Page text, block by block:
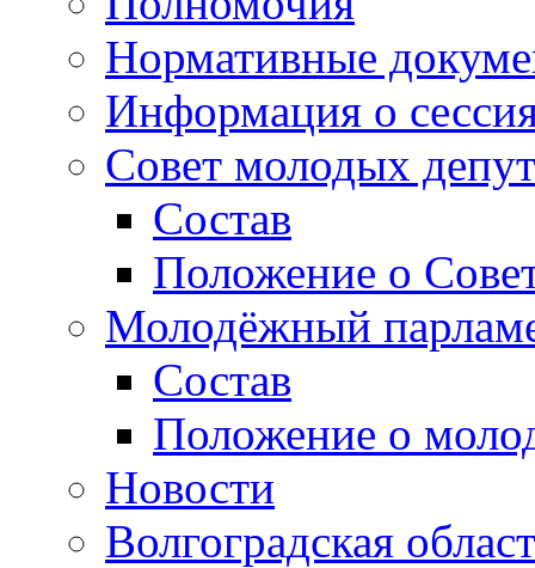
Нормативные
Информация о
Совет молодых
Состав
Положение о
Молодёжный
Состав
Положение о
Новости
Волгоградская